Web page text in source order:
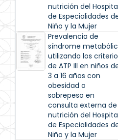
nutrición del
de Especialidades
Niño y la Mujer
Prevalencia de
síndrome
utilizando los
de ATP Ill en niños
3 a 16 años con
obesidad o
sobrepeso en
consulta externa de
nutrición del
de Especialidades
Niño y la Mujer